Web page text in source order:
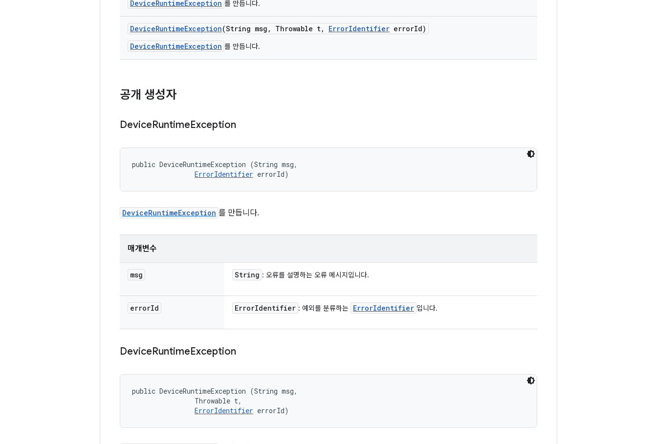
DeviceRuntimeException 를 만듭니다.
DeviceRuntimeException(String msg , Throwable t, ErrorIdentifier errorId)
DeviceRuntimeException 를 만듭니다.
공개 생성자
DeviceRuntimeException
public DeviceRuntimeException (String msg,
ErrorIdentifier errorId)
DeviceRuntimeException 를 만듭니다.
매개변수
msg String : 오류를 설명하는 오류 메시지입니다.
errorId ErrorIdentifier : 예외를 분류하는 ErrorIdentifier 입니다.
DeviceRuntimeException
public DeviceRuntimeException (String msg,
                Throwable t,
ErrorIdentifier errorId)